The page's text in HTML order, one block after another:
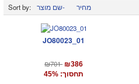
Sort by:
שם מוצר- מחיר
JO80023_01
₪701 ₪386
תחסוך: 45%